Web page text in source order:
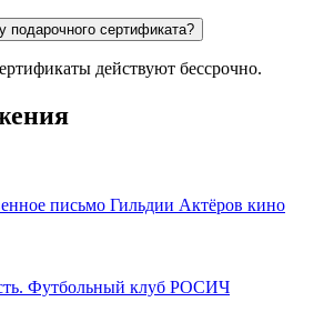
подарочного сертификата?
действуют бессрочно.
письмо Гильдии Актёров кино
Футбольный клуб РОСИЧ